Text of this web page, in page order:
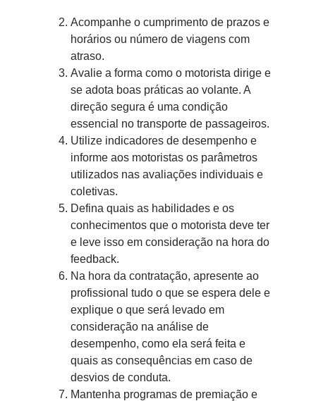
Acompanhe o cumprimento de prazos e
horários ou número de viagens com
atraso.
Avalie a forma como o motorista dirige e
se adota boas práticas ao volante. A
direção segura é uma condição
essencial no transporte de passageiros.
Utilize indicadores de desempenho e
informe aos motoristas os parâmetros
utilizados nas avaliações individuais e
coletivas.
Defina quais as habilidades e os
conhecimentos que o motorista deve ter
e leve isso em consideração na hora do
feedback.
Na hora da contratação, apresente ao
profissional tudo o que se espera dele e
explique o que será levado em
consideração na análise de
desempenho, como ela será feita e
quais as consequências em caso de
desvios de conduta.
Mantenha programas de premiação e